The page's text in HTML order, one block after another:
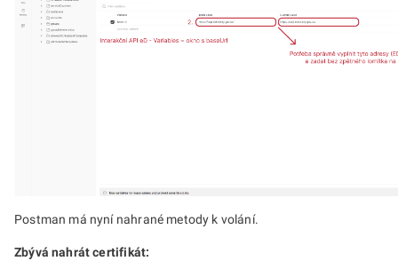
Postman má nyní nahrané metody k volání.
Zbývá nahrát certifikát: